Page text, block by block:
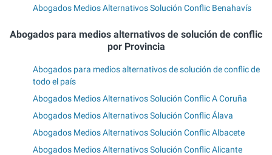
Abogados Medios Alternativos Solución Conflic Benahavís
Abogados para medios alternativos de solución de conflic
por Provincia
Abogados para medios alternativos de solución de conflic de
todo el país
Abogados Medios Alternativos Solución Conflic A Coruña
Abogados Medios Alternativos Solución Conflic Álava
Abogados Medios Alternativos Solución Conflic Albacete
Abogados Medios Alternativos Solución Conflic Alicante